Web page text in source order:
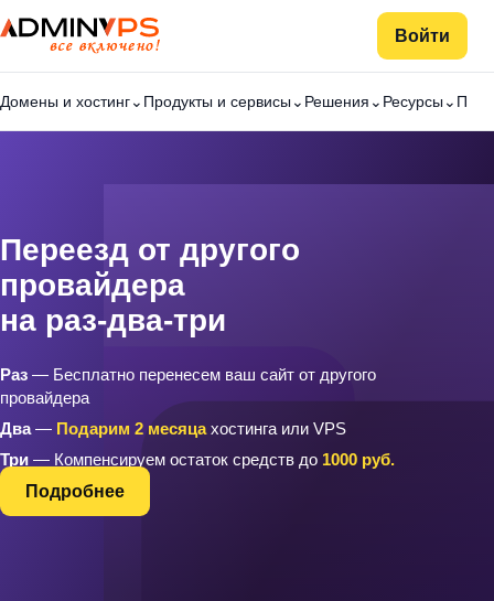
Войти
Домены и хостинг⌄ Продукты и сервисы⌄ Решения⌄ Ресурсы⌄
Переезд от другого
провайдера
на раз-два-три
Раз — Бесплатно перенесем ваш сайт от другого
провайдера
Два— Подарим 2 месяцахостинга или VPS
Три — Компенсируем остаток средств до 1000 руб.
Подробнее